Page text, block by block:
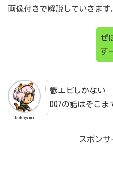
画像付きで解説していきます
ぜ
す
Nekoyama
鬱エピしかない
DQ7の話はそこま
スポンサ